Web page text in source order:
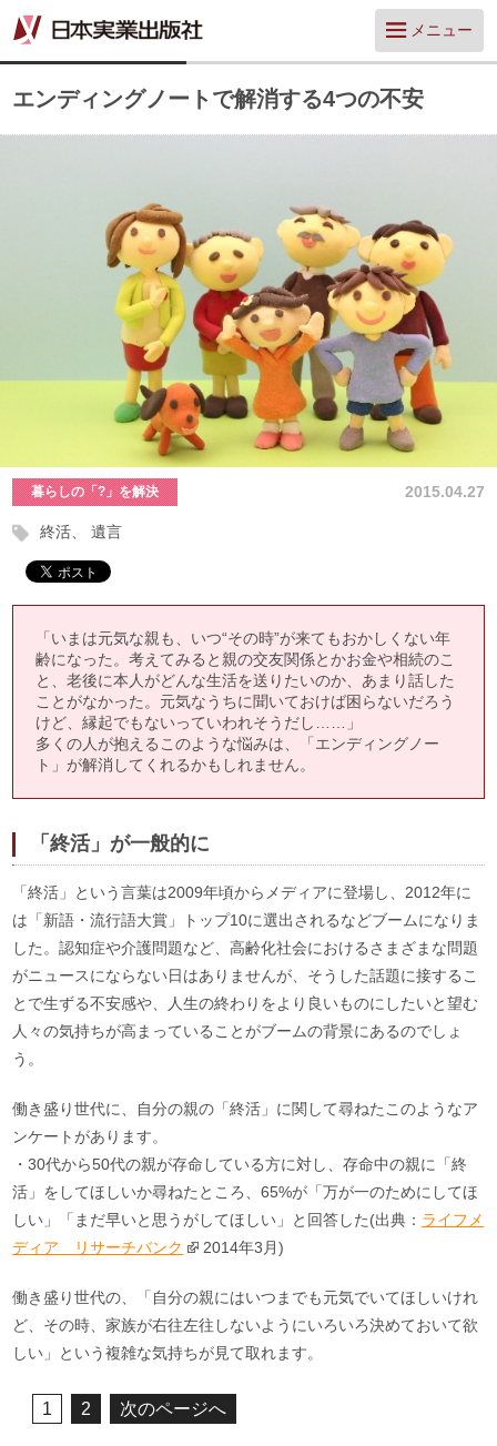
メニュー
エンディングノートで解消する4つの不安
2015.04.27
暮らしの「?」を解決
終活 遺言
「いまは元気な親も、いつ“その時”が来てもおかしくない年
齢になった。考えてみると親の交友関係とかお金や相続のこ
と、老後に本人がどんな生活を送りたいのか、あまり話した
ことがなかった。元気なうちに聞いておけば困らないだろう
けど、縁起でもないっていわれそうだし……」
多くの人が抱えるこのような悩みは、「エンディングノー
ト」が解消してくれるかもしれません。
「終活」が一般的に
「終活」という言葉は2009年頃からメディアに登場し、2012年に
は「新語・流行語大賞」トップ10に選出されるなどブームになりま
した。認知症や介護問題など、高齢化社会におけるさまざまな問題
がニュースにならない日はありませんが、そうした話題に接するこ
とで生ずる不安感や、人生の終わりをより良いものにしたいと望む
人々の気持ちが高まっていることがブームの背景にあるのでしょ
う。
働き盛り世代に、自分の親の「終活」に関して尋ねたこのようなア
ンケートがあります。
・30代から50代の親が存命している方に対し、存命中の親に「終
活」をしてほしいか尋ねたところ、65%が「万が一のためにしてほ
しい」「まだ早いと思うがしてほしい」と回答した(出典： ライフメ
ディア リサーチバンク
2014年3月)
働き盛り世代の、「自分の親にはいつまでも元気でいてほしいけれ
ど、その時、家族が右往左往しないようにいろいろ決めておいて欲
しい」という複雑な気持ちが見て取れます。
1 2 次のページへ